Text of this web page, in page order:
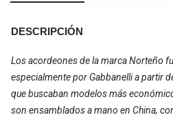
DESCRIPCIÓN
Los acordeones de la marca Norteño
especialmente por Gabbanelli a partir
que buscaban modelos más
son ensamblados a mano en China,